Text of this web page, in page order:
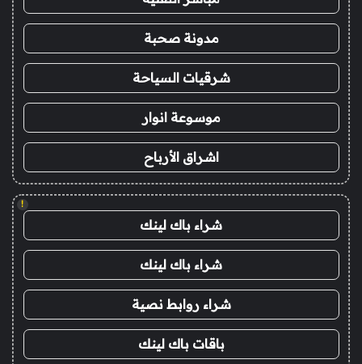
مدونة صحبة
شرقيات السياحة
موسوعة انوار
اشراق الأرباح
!
شراء باك لينك
شراء باك لينك
شراء روابط نصية
باقات باك لينك